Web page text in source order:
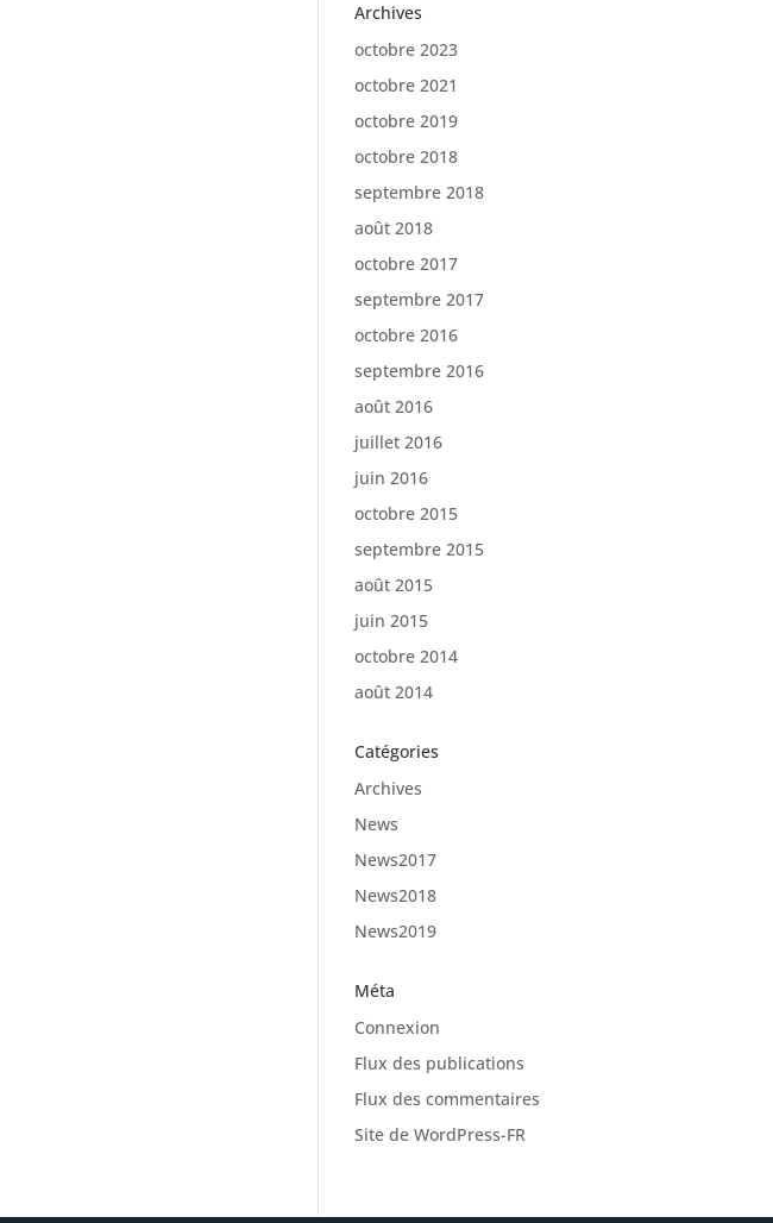
Archives
octobre 2023
octobre 2021
octobre 2019
octobre 2018
septembre 2018
août 2018
octobre 2017
septembre 2017
octobre 2016
septembre 2016
août 2016
juillet 2016
juin 2016
octobre 2015
septembre 2015
août 2015
juin 2015
octobre 2014
août 2014
Catégories
Archives
News
News2017
News2018
News2019
Méta
Connexion
Flux des publications
Flux des commentaires
Site de WordPress-FR